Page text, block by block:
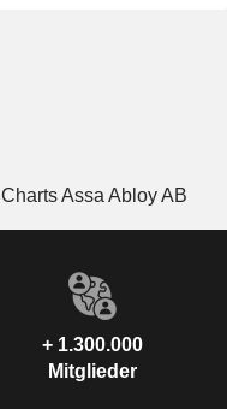
Charts Assa Abloy AB
+ 1.300.000
Mitglieder